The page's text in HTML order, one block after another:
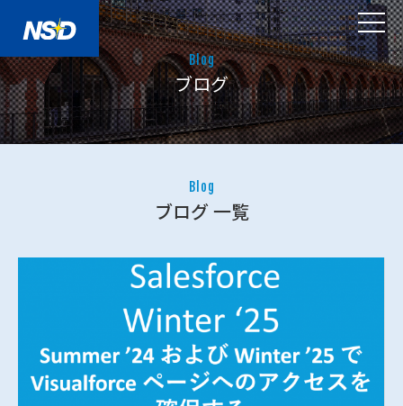
Blog
ブログ
Blog
ブログ 一覧